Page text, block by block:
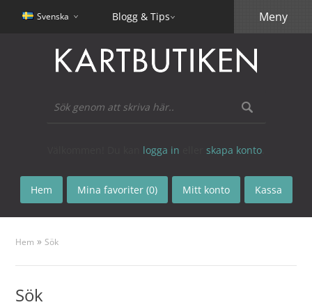
Svenska Blogg & Tips
logga in skapa konto
Hem Mina favoriter (0) Mitt konto Kassa
Meny
Hem » Sök
Sök